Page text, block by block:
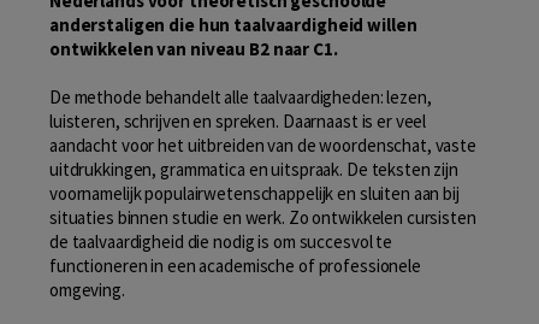
anderstaligen die hun taalvaardigheid willen
ontwikkelen van niveau B2 naar C1.
De methode behandelt alle taalvaardigheden: lezen,
luisteren, schrijven en spreken. Daarnaast is er veel
aandacht voor het uitbreiden van de woordenschat, vaste
uitdrukkingen, grammatica en uitspraak. De teksten zijn
voornamelijk populairwetenschappelijk en sluiten aan bij
situaties binnen studie en werk. Zo ontwikkelen cursisten
de taalvaardigheid die nodig is om succesvol te
functioneren in een academische of professionele
omgeving.